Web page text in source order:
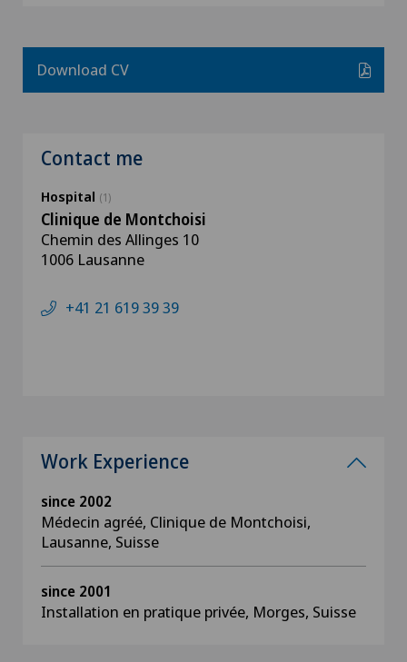
Download CV
Contact me
Hospital (1)
Clinique de Montchoisi
Chemin des Allinges 10
1006 Lausanne
+41 21 619 39 39
Work Experience
since 2002
Médecin agréé, Clinique de Montchoisi,
Lausanne, Suisse
since 2001
Installation en pratique privée, Morges, Suisse